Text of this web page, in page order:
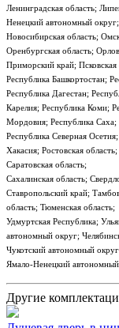
Ленинградская область;
Ненецкий автономный
Новосибирская область;
Оренбургская область;
Приморский край;
Республика Башкортостан;
Республика Дагестан;
Карелия; Республика Коми;
Мордовия; Республика Саха;
Республика Северная
Хакасия; Ростовская
Саратовская область;
Сахалинская область;
Ставропольский край;
область; Тюменская область;
Удмуртская Республика;
автономный округ;
Чукотский автономный
Ямало-Ненецкий автономный
Другие